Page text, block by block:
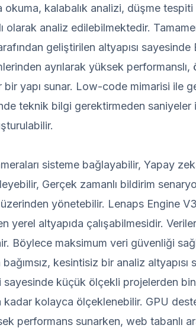
okuma, kalabalık analizi, düşme
olarak analiz edilebilmektedir.
geliştirilen altyapısı
ayrılarak yüksek
bir yapı sunar. Low-code mimarisi ile
teknik bilgi gerektirmeden
sisteme bağlayabilir, Yapay
Gerçek zamanlı bildirim
yönetebilir. Lenaps Engine
yerel altyapıda çalışabilmesidir.
Böylece maksimum veri güvenliği
bağımsız, kesintisiz bir analiz altyapısı
küçük ölçekli projelerden
kadar kolayca ölçeklenebilir. GPU
performans sunarken, web tabanlı